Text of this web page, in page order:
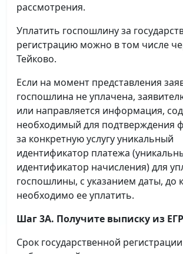
рассмотрения.
Уплатить госпошлину за
регистрацию можно в том числе
Тейково.
Если на момент представления
госпошлина не уплачена,
или направляется информация,
необходимый для подтверждения
за конкретную услугу уникальный
идентификатор платежа
идентификатор начисления) для
госпошлины, с указанием даты, до
необходимо ее уплатить.
Шаг 3А. Получите выписку из
Срок государственной